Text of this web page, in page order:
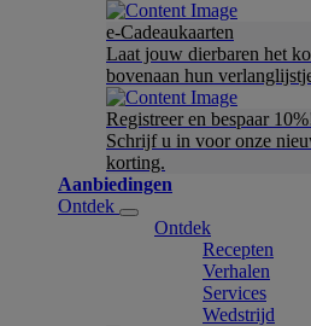
e-Cadeaukaarten
Laat jouw dierbaren het
bovenaan hun
Registreer en bespaar
Schrijf u in voor onze
korting.
Aanbiedingen
Ontdek
Ontdek
Recepten
Verhalen
Services
Wedstrijd